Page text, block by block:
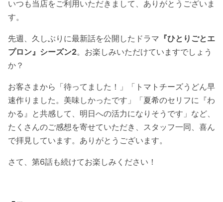
いつも当店をご利用いただきまして、ありがとうございま
す。
先週、久しぶりに最新話を公開したドラマ 『ひとりごとエ
プロン』シーズン2。お楽しみいただけていますでしょう
か？
お客さまから「待ってました！」「トマトチーズうどん早
速作りました。美味しかったです」「夏希のセリフに『わ
かる』と共感して、明日への活力になりそうです」など、
たくさんのご感想を寄せていただき、スタッフ一同、喜ん
で拝見しています。ありがとうございます。
さて、第6話も続けてお楽しみください！